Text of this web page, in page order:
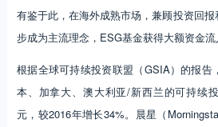
有鉴于此，在海外成熟市场，兼顾投资回
步成为主流理念，ESG基金获得大额资金流
根据全球可持续投资联盟（GSIA）的报告
本、加拿大、澳大利亚/新西兰的可持续
元，较2016年增长34%。晨星（